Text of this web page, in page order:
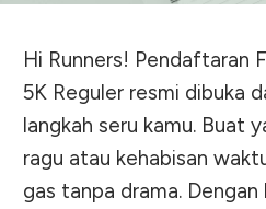
Hi Runners! Pendaftaran
5K Reguler resmi dibuka
langkah seru kamu. Buat
ragu atau kehabisan
gas tanpa drama.